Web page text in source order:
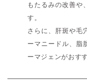
もたるみの改善や
す。
さらに、肝斑や毛
ーマニードル、脂
ーマジェンがおす